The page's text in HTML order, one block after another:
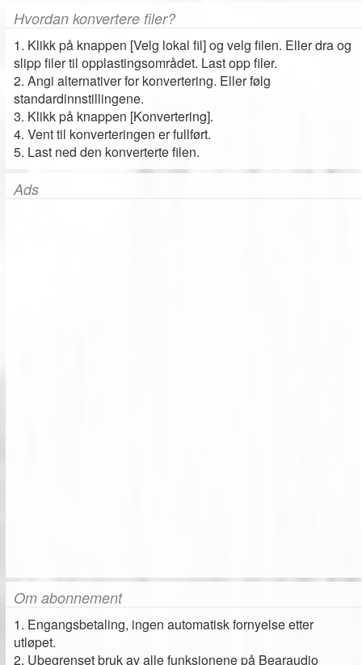
Hvordan konvertere filer?
1. Klikk på knappen [Velg lokal fil] og velg filen. Eller dra og
slipp filer til opplastingsområdet. Last opp filer.
2. Angi alternativer for konvertering. Eller følg
standardinnstillingene.
3. Klikk på knappen [Konvertering].
4. Vent til konverteringen er fullført.
5. Last ned den konverterte filen.
Ads
Om abonnement
1. Engangsbetaling, ingen automatisk fornyelse etter
utløpet.
2. Ubegrenset bruk av alle funksjonene på Bearaudio